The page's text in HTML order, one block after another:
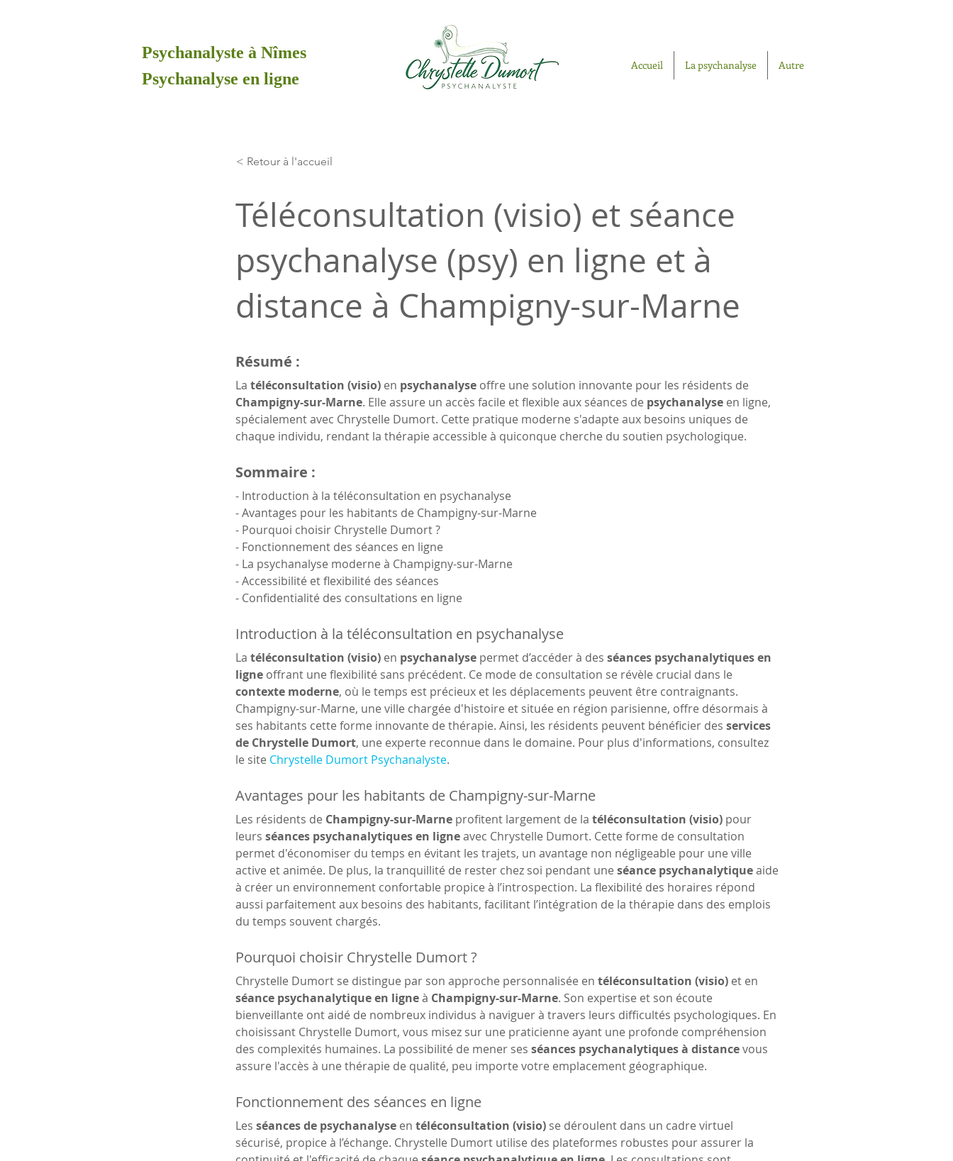
Psychanalyste à Nîmes
Psychanalyse en ligne
Accueil La psychanalyse Autre
< Retour à l'accueil
Téléconsultation (visio) et séance
psychanalyse (psy) en ligne et à
distance à Champigny-sur-Marne
Résumé :
La téléconsultation (visio) en psychanalyse offre une solution innovante pour les résidents de
Champigny-sur-Marne. Elle assure un accès facile et flexible aux séances de psychanalyse en ligne,
spécialement avec Chrystelle Dumort. Cette pratique moderne s'adapte aux besoins uniques de
chaque individu, rendant la thérapie accessible à quiconque cherche du soutien psychologique.
Sommaire :
- Introduction à la téléconsultation en psychanalyse
- Avantages pour les habitants de Champigny-sur-Marne
- Pourquoi choisir Chrystelle Dumort ?
- Fonctionnement des séances en ligne
- La psychanalyse moderne à Champigny-sur-Marne
- Accessibilité et flexibilité des séances
- Confidentialité des consultations en ligne
Introduction à la téléconsultation en psychanalyse
La téléconsultation (visio) en psychanalyse permet d’accéder à des séances psychanalytiques en
ligne offrant une flexibilité sans précédent. Ce mode de consultation se révèle crucial dans le
contexte moderne, où le temps est précieux et les déplacements peuvent être contraignants.
Champigny-sur-Marne, une ville chargée d'histoire et située en région parisienne, offre désormais à
ses habitants cette forme innovante de thérapie. Ainsi, les résidents peuvent bénéficier des services
de Chrystelle Dumort, une experte reconnue dans le domaine. Pour plus d'informations, consultez
le site Chrystelle Dumort Psychanalyste.
Avantages pour les habitants de Champigny-sur-Marne
Les résidents de Champigny-sur-Marne profitent largement de la téléconsultation (visio) pour
leurs séances psychanalytiques en ligne avec Chrystelle Dumort. Cette forme de consultation
permet d'économiser du temps en évitant les trajets, un avantage non négligeable pour une ville
active et animée. De plus, la tranquillité de rester chez soi pendant une séance psychanalytique aide
à créer un environnement confortable propice à l’introspection. La flexibilité des horaires répond
aussi parfaitement aux besoins des habitants, facilitant l’intégration de la thérapie dans des emplois
du temps souvent chargés.
Pourquoi choisir Chrystelle Dumort ?
Chrystelle Dumort se distingue par son approche personnalisée en téléconsultation (visio) et en
séance psychanalytique en ligne à Champigny-sur-Marne. Son expertise et son écoute
bienveillante ont aidé de nombreux individus à naviguer à travers leurs difficultés psychologiques. En
choisissant Chrystelle Dumort, vous misez sur une praticienne ayant une profonde compréhension
des complexités humaines. La possibilité de mener ses séances psychanalytiques à distance vous
assure l'accès à une thérapie de qualité, peu importe votre emplacement géographique.
Fonctionnement des séances en ligne
Les séances de psychanalyse en téléconsultation (visio) se déroulent dans un cadre virtuel
sécurisé, propice à l’échange. Chrystelle Dumort utilise des plateformes robustes pour assurer la